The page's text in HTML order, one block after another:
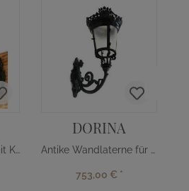
Wandlampe Eisen mit Kronenornament
DORINA
Antike Wandlaterne für Friedhöfe
753,00 € *